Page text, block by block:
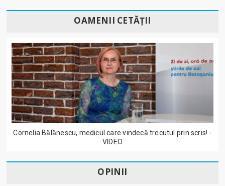
OAMENII CETĂȚII
Cornelia Bălănescu, medicul care vindecă trecutul prin scris! -
VIDEO
OPINII